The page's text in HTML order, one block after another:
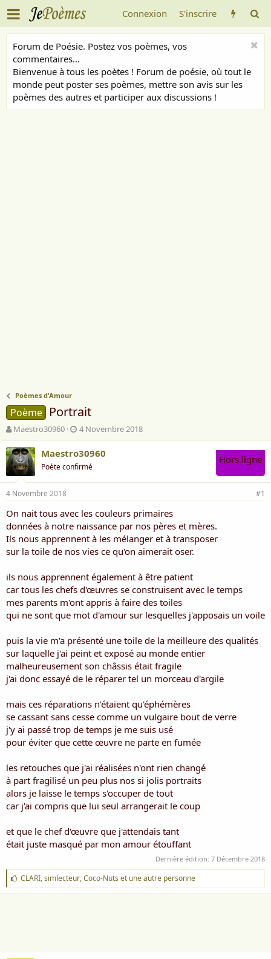
Connexion S'inscrire
Forum de Poésie. Postez vos poèmes, vos
commentaires...
Bienvenue à tous les poètes ! Forum de poésie, où tout le
monde peut poster ses poèmes, mettre son avis sur les
poèmes des autres et participer aux discussions !
Poèmes d'Amour
Poème Portrait
A
u
t
e
u
r
d
e
l
a
d
i
u
s
s
i
n
Maestro30960
D
a
t
e
d
e
é
b
u
t
4 Novembre 2018
Maestro30960
Poète confirmé
Hors ligne
4 Novembre 2018 #1
On nait tous avec les couleurs primaires
données à notre naissance par nos pères et mères.
Ils nous apprennent à les mélanger et à transposer
sur la toile de nos vies ce qu'on aimerait oser.
ils nous apprennent également à être patient
car tous les chefs d'œuvres se construisent avec le temps
mes parents m'ont appris à faire des toiles
qui ne sont que mot d'amour sur lesquelles j'apposais un voile
puis la vie m'a présenté une toile de la meilleure des qualités
sur laquelle j'ai peint et exposé au monde entier
malheureusement son châssis était fragile
j'ai donc essayé de le réparer tel un morceau d'argile
mais ces réparations n'étaient qu'éphémères
se cassant sans cesse comme un vulgaire bout de verre
j'y ai passé trop de temps je me suis usé
pour éviter que cette œuvre ne parte en fumée
les retouches que j'ai réalisées n'ont rien changé
à part fragilisé un peu plus nos si jolis portraits
alors je laisse le temps s'occuper de tout
car j'ai compris que lui seul arrangerait le coup
et que le chef d'œuvre que j'attendais tant
était juste masqué par mon amour étouffant
Dernière édition: 7 Décembre 2018
J
'
a
CLARI,simlecteur,Coco-Nuts et une autre personne